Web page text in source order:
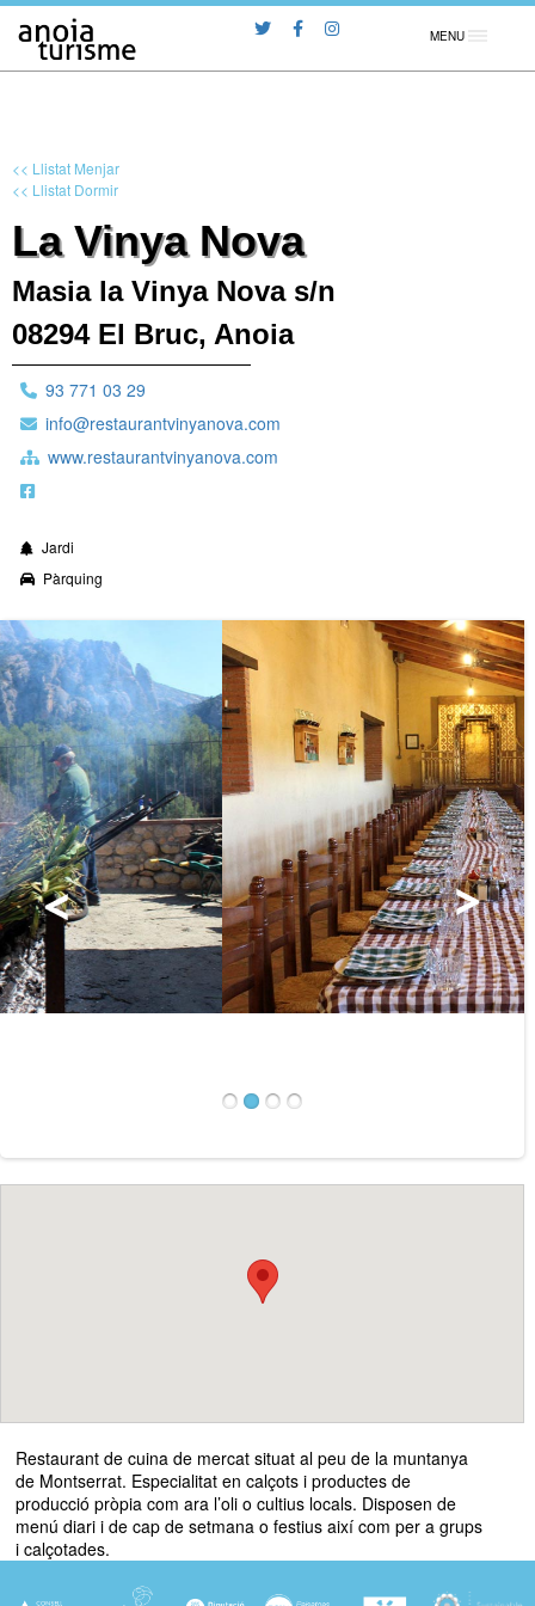
MENU
<< Llistat Menjar
<< Llistat Dormir
La Vinya Nova
Masia la Vinya Nova s/n
08294 El Bruc, Anoia
93 771 03 29
info@restaurantvinyanova.com
www.restaurantvinyanova.com
Jardi
Pàrquing
Restaurant de cuina de mercat situat al peu de la muntanya
de Montserrat. Especialitat en calçots i productes de
producció pròpia com ara l’oli o cultius locals. Disposen de
menú diari i de cap de setmana o festius així com per a grups
i calçotades.